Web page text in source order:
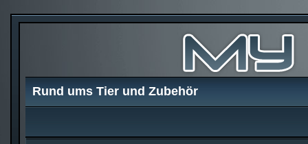
Rund ums Tier und Zubehör